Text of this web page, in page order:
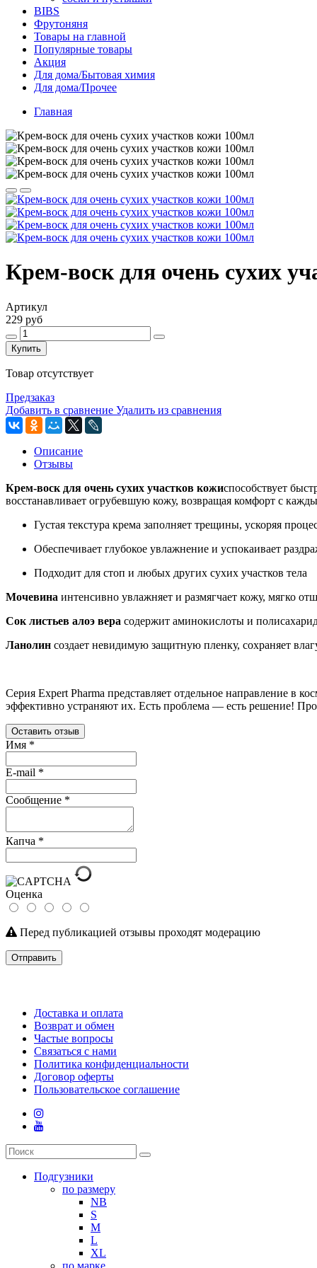
BIBS
Фрутоняня
Товары на главной
Популярные товары
Акция
Для дома/Бытовая химия
Для дома/Прочее
Главная
Крем-воск для очень сухих
Артикул
229 руб
Купить
Товар отсутствует
Предзаказ
Добавить в сравнение Удалить из сравнения
Описание
Отзывы
Крем-воск для очень сухих участков кожиспособствует
восстанавливает огрубевшую кожу, возвращая комфорт с
Густая текстура крема заполняет трещины, ускоряя
Обеспечивает глубокое увлажнение и успокаивает
Подходит для стоп и любых других сухих участков тела
Мочевина интенсивно увлажняет и размягчает кожу, мягко
Сок листьев алоэ вера содержит аминокислоты и
Ланолин создает невидимую защитную пленку, сохраняет
Серия Expert Pharma представляет отдельное направление в
эффективно устраняют их. Есть проблема — есть решение!
Оставить отзыв
Имя *
E-mail *
Сообщение *
Капча *
Оценка
Перед публикацией отзывы проходят модерацию
Отправить
Доставка и оплата
Возврат и обмен
Частые вопросы
Связаться с нами
Политика конфиденциальности
Договор оферты
Пользовательское соглашение
Подгузники
по размеру
NB
S
M
L
XL
по марке